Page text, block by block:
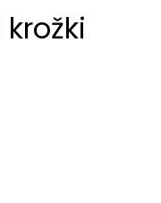
krožki